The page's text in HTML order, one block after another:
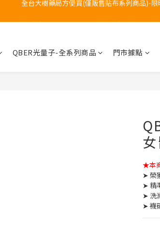
訂購專線 0800-272-273 (服務時間:週一至週
QBER光量子-全系列商品 門市據點
★本
➤ 榮
➤ 精
➤ 洗
➤ 襪